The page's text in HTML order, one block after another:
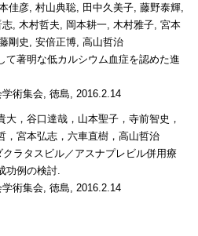
佳彦, 村山典聡, 田中久美子, 藤野泰輝,
, 木村哲夫, 岡本耕一, 木村雅子, 宮本
剛史, 安倍正博, 高山哲治
て著明な低カルシウム血症を認めた進
術集会, 徳島, 2016.2.14
大，谷口達哉，山本聖子，寺前智史，
宮本弘志，六車直樹，高山哲治
ラタスビル／アスナプレビル併用療
功例の検討.
術集会, 徳島, 2016.2.14